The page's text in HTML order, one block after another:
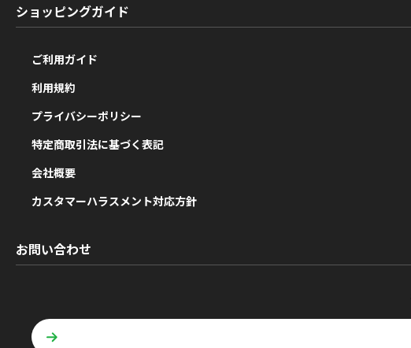
ショッピングガイド
ご利用ガイド
利用規約
プライバシーポリシー
特定商取引法に基づく表記
会社概要
カスタマーハラスメント対応方針
お問い合わせ